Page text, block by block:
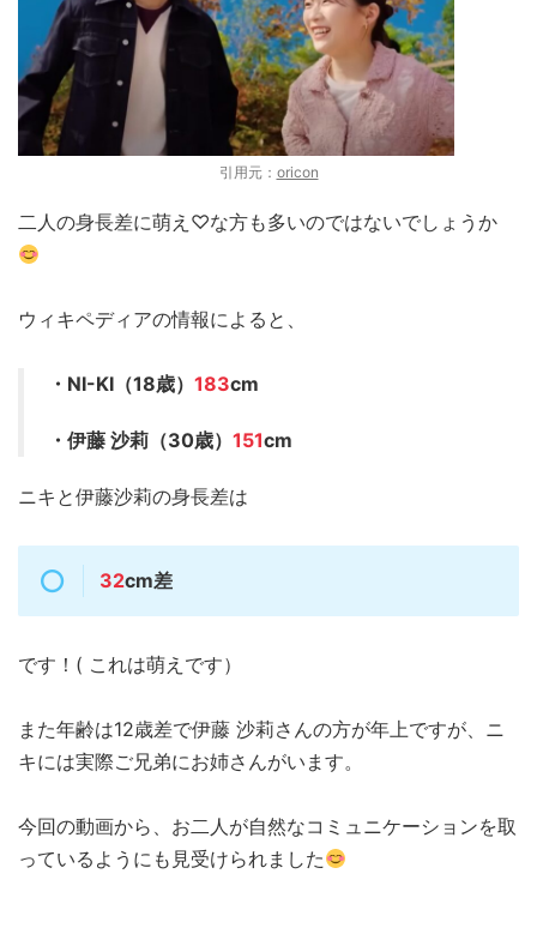
引用元： oricon
二人の身長差に萌え♡な方も多いのではないでしょうか
ウィキペディアの情報によると、
・NI-KI（18歳） 183cm
・伊藤 沙莉（30歳） 151cm
ニキと伊藤沙莉の身長差は
32cm差
です！( これは萌えです）
また年齢は12歳差で伊藤 沙莉さんの方が年上ですが、ニ
キには実際ご兄弟にお姉さんがいます。
今回の動画から、お二人が自然なコミュニケーションを取
っているようにも見受けられました